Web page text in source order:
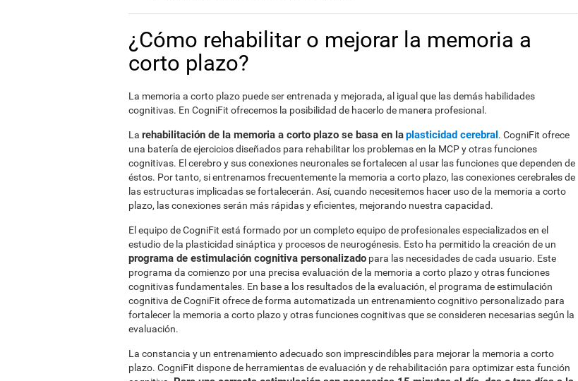
¿Cómo rehabilitar o mejorar la memoria a
corto plazo?
La memoria a corto plazo puede ser entrenada y mejorada, al igual que las demás habilidades
cognitivas. En CogniFit ofrecemos la posibilidad de hacerlo de manera profesional.
La rehabilitación de la memoria a corto plazo se basa en laplasticidad cerebral. CogniFit ofrece
una batería de ejercicios diseñados para rehabilitar los problemas en la MCP y otras funciones
cognitivas. El cerebro y sus conexiones neuronales se fortalecen al usar las funciones que dependen de
éstos. Por tanto, si entrenamos frecuentemente la memoria a corto plazo, las conexiones cerebrales de
las estructuras implicadas se fortalecerán. Así, cuando necesitemos hacer uso de la memoria a corto
plazo, las conexiones serán más rápidas y eficientes, mejorando nuestra capacidad.
El equipo de CogniFit está formado por un completo equipo de profesionales especializados en el
estudio de la plasticidad sináptica y procesos de neurogénesis. Esto ha permitido la creación de un
programa de estimulación cognitiva personalizado para las necesidades de cada usuario. Este
programa da comienzo por una precisa evaluación de la memoria a corto plazo y otras funciones
cognitivas fundamentales. En base a los resultados de la evaluación, el programa de estimulación
cognitiva de CogniFit ofrece de forma automatizada un entrenamiento cognitivo personalizado para
fortalecer la memoria a corto plazo y otras funciones cognitivas que se consideren necesarias según la
evaluación.
La constancia y un entrenamiento adecuado son imprescindibles para mejorar la memoria a corto
plazo. CogniFit dispone de herramientas de evaluación y de rehabilitación para optimizar esta función